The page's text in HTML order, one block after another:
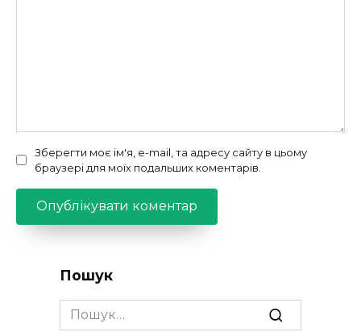
Зберегти моє ім'я, e-mail, та адресу сайту в цьому
браузері для моїх подальших коментарів.
Пошук
Search
for: